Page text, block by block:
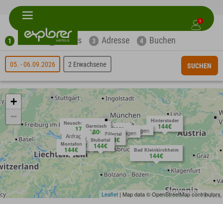
1
1 Suche Extras 3 Adresse 4 Buchen
05. - 06.09.2026 2 Erwachsene SUCHEN
Stubaital
144€
Zillertal
153€
Ötztal
144€
Neuschwanstein
171€
Montafon
144€
Hinterstoder
144€
Garmisch
180€
Bad Kleinkirchheim
144€
Anfragen
Anfragen
Anfragen
Anfragen
+
−
Leaflet | Map data © OpenStreetMap contributors